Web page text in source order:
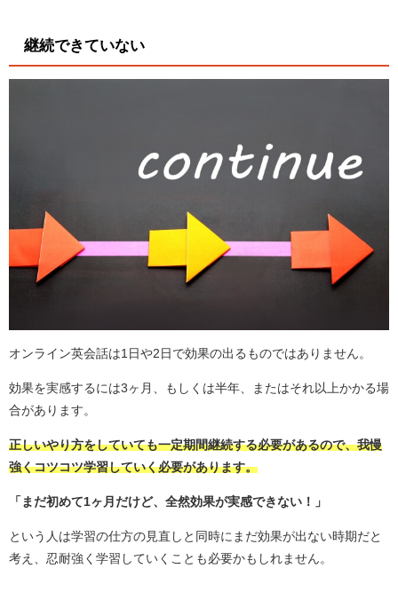
継続できていない
オンライン英会話は1日や2日で効果の出るものではありません。
効果を実感するには3ヶ月、もしくは半年、またはそれ以上かかる場
合があります。
正しいやり方をしていても一定期間継続する必要があるので、我慢
強くコツコツ学習していく必要があります。
「まだ初めて1ヶ月だけど、全然効果が実感できない！」
という人は学習の仕方の見直しと同時にまだ効果が出ない時期だと
考え、忍耐強く学習していくことも必要かもしれません。